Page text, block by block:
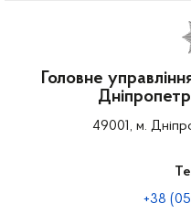
Головне
49001, м.
+38